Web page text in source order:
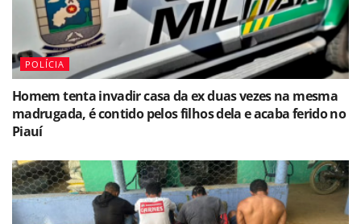
POLÍCIA
Homem tenta invadir casa da ex duas vezes na mesma
madrugada, é contido pelos filhos dela e acaba ferido no
Piauí